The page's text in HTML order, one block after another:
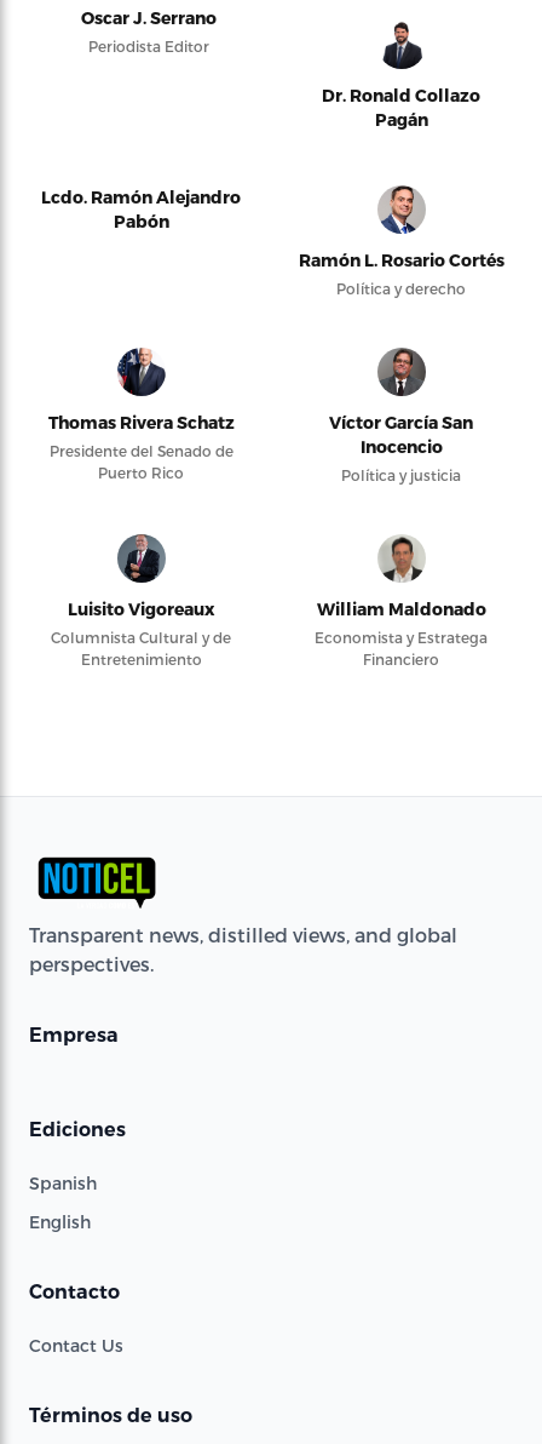
Oscar J. Serrano
Periodista Editor
Dr. Ronald Collazo
Pagán
Lcdo. Ramón Alejandro
Pabón
Ramón L. Rosario Cortés
Política y derecho
Thomas Rivera Schatz
Presidente del Senado de
Puerto Rico
Víctor García San
Inocencio
Política y justicia
Luisito Vigoreaux
Columnista Cultural y de
Entretenimiento
William Maldonado
Economista y Estratega
Financiero
Transparent news, distilled views, and global
perspectives.
Empresa
Ediciones
Spanish
English
Contacto
Contact Us
Términos de uso